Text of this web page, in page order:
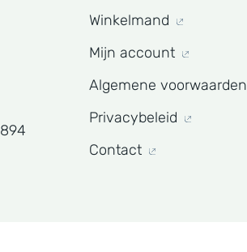
Winkelmand
Mijn account
Algemene voorwaarden
Privacybeleid
Contact